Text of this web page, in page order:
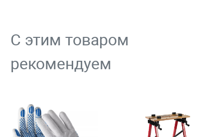
С этим товаром
рекомендуем